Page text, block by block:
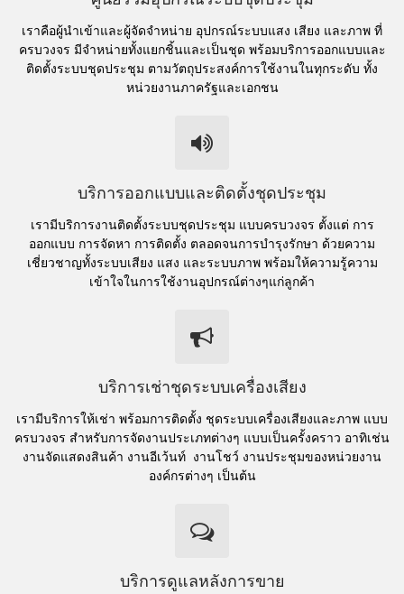
เราคือผู้นำเข้าและผู้จัดจำหน่าย อุปกรณ์ระบบแสง เสียง และภาพ ที่
ครบวงจร มีจำหน่ายทั้งแยกชิ้นและเป็นชุด พร้อมบริการออกแบบและ
ติดตั้งระบบชุดประชุม ตามวัตถุประสงค์การใช้งานในทุกระดับ ทั้ง
หน่วยงานภาครัฐและเอกชน
บริการออกแบบและติดตั้งชุดประชุม
เรามีบริการงานติดตั้งระบบชุดประชุม แบบครบวงจร ตั้งแต่ การ
ออกแบบ การจัดหา การติดตั้ง ตลอดจนการบำรุงรักษา ด้วยความ
เชี่ยวชาญทั้งระบบเสียง แสง และระบบภาพ พร้อมให้ความรู้ความ
เข้าใจในการใช้งานอุปกรณ์ต่างๆแก่ลูกค้า
บริการเช่าชุดระบบเครื่องเสียง
เรามีบริการให้เช่า พร้อมการติดตั้ง ชุดระบบเครื่องเสียงและภาพ แบบ
ครบวงจร สำหรับการจัดงานประเภทต่างๆ แบบเป็นครั้งคราว อาทิเช่น
งานจัดแสดงสินค้า งานอีเว้นท์ งานโชว์ งานประชุมของหน่วยงาน
องค์กรต่างๆ เป็นต้น
บริการดูแลหลังการขาย